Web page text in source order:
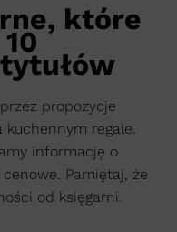
które
propozycje
regale.
informację o
Pamiętaj, że
od księgarni.